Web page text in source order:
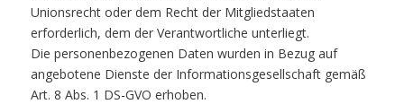
Unionsrecht oder dem Recht der Mitgliedstaaten
erforderlich, dem der Verantwortliche unterliegt.
Die personenbezogenen Daten wurden in Bezug auf
angebotene Dienste der Informationsgesellschaft gemäß
Art. 8 Abs. 1 DS-GVO erhoben.